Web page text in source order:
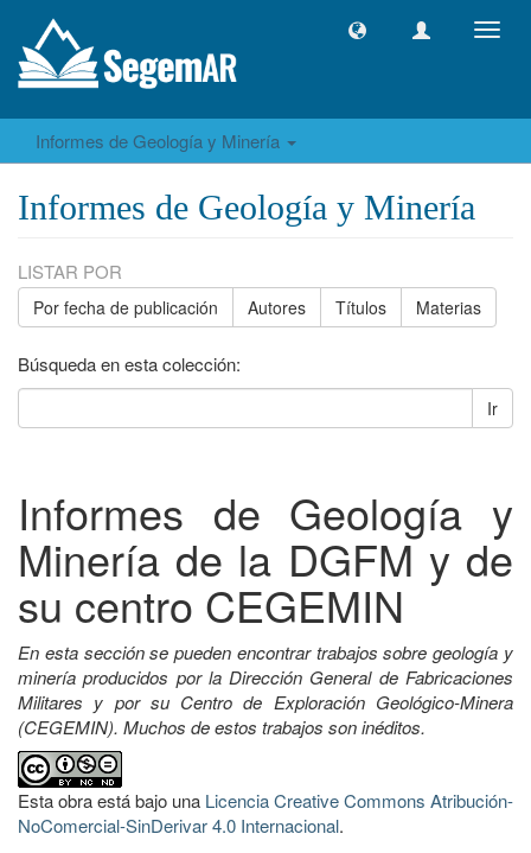
Informes de Geología y Minería
Informes de Geología y Minería
LISTAR POR
Por fecha de publicación Autores Títulos Materias
Búsqueda en esta colección:
Ir
Informes de Geología y
Minería de la DGFM y de
su centro CEGEMIN
En esta sección se pueden encontrar trabajos sobre geología y
minería producidos por la Dirección General de Fabricaciones
Militares y por su Centro de Exploración Geológico-Minera
(CEGEMIN). Muchos de estos trabajos son inéditos.
Esta obra está bajo una Licencia Creative Commons Atribución-
NoComercial-SinDerivar 4.0 Internacional.